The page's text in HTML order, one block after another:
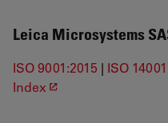
Leica Microsystems
ISO 9001:2015 | ISO
Index